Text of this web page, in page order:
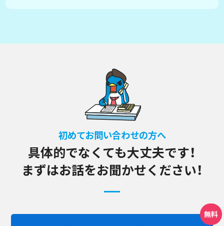
初めてお問い合わせの方へ
具体的でなくても大丈夫です！
まずはお話をお聞かせください！